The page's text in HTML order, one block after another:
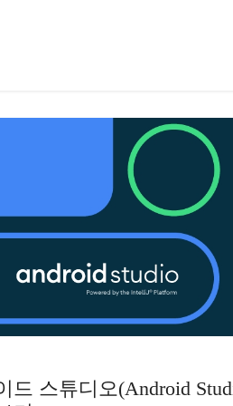
드 스튜디오(Android